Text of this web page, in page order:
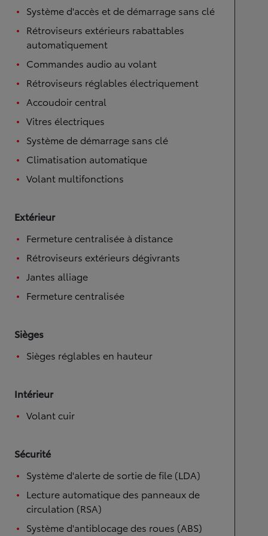
Système d'accès et de démarrage sans clé
Rétroviseurs extérieurs rabattables
automatiquement
Commandes audio au volant
Rétroviseurs réglables électriquement
Accoudoir central
Vitres électriques
Système de démarrage sans clé
Climatisation automatique
Volant multifonctions
Extérieur
Fermeture centralisée à distance
Rétroviseurs extérieurs dégivrants
Jantes alliage
Fermeture centralisée
Sièges
Sièges réglables en hauteur
Intérieur
Volant cuir
Sécurité
Système d'alerte de sortie de file (LDA)
Lecture automatique des panneaux de
circulation (RSA)
Système d'antiblocage des roues (ABS)